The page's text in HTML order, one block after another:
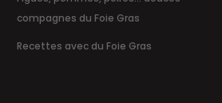
compagnes du Foie Gras
Recettes avec du Foie Gras